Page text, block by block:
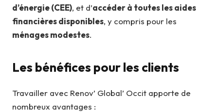
d’énergie (CEE), et d’accéder à toutes les aides
financières disponibles, y compris pour les
ménages modestes.
Les bénéfices pour les clients
Travailler avec Renov’ Global’ Occit apporte de
nombreux avantages :